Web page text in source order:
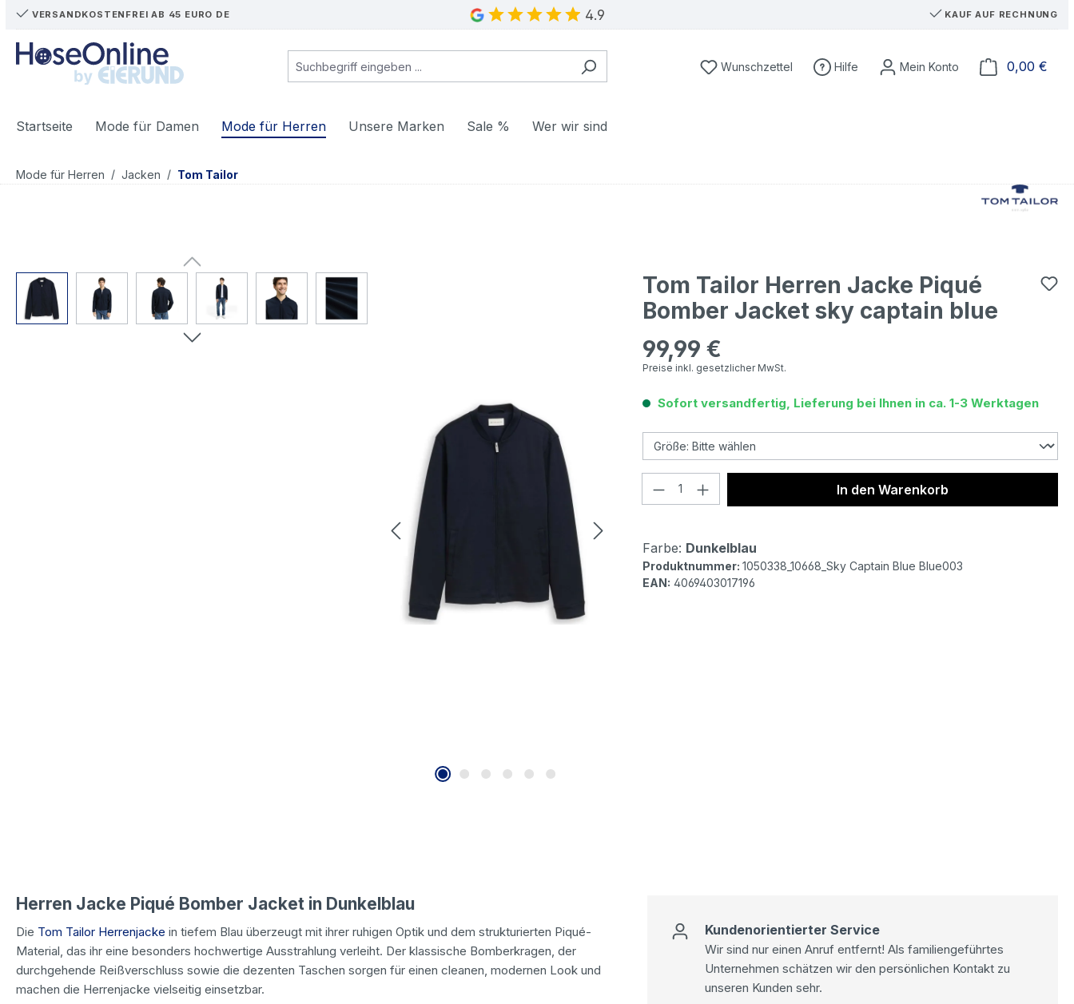
Hauptinhalt springen
Zur Suche springen
Zur Hauptnavigation springen
VERSANDKOSTENFREI AB 45 EURO DE 4.9 KAUF AUF RECHNUNG
Du hast 0 Produkte auf dem Merkzettel
Wunschzettel Hilfe 0,00 €
Startseite Mode für Damen Mode für Herren Unsere Marken Sale % Wer wir sind
Mode für Herren / Jacken / Tom Tailor
Bildergalerie überspringen
Tom Tailor Herren Jacke Piqué
Bomber Jacket sky captain blue
Regulärer Preis:
99,99 €
Preise inkl. gesetzlicher MwSt.
Sofort versandfertig, Lieferung bei Ihnen in ca. 1-3 Werktagen
Produkt Anzahl: Gib den gewünschten Wert
In den Warenkorb
Farbe: Dunkelblau
Produktnummer: 1050338_10668_Sky Captain Blue Blue003
EAN: 4069403017196
Herren Jacke Piqué Bomber Jacket in Dunkelblau
Die Tom Tailor Herrenjacke in tiefem Blau überzeugt mit ihrer ruhigen Optik und dem strukturierten Piqué-
Material, das ihr eine besonders hochwertige Ausstrahlung verleiht. Der klassische Bomberkragen, der
durchgehende Reißverschluss sowie die dezenten Taschen sorgen für einen cleanen, modernen Look und
machen die Herrenjacke vielseitig einsetzbar.
Kundenorientierter Service
Wir sind nur einen Anruf entfernt! Als familiengeführtes
Unternehmen schätzen wir den persönlichen Kontakt zu
unseren Kunden sehr.